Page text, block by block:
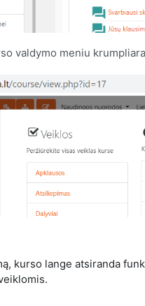
valdymo meniu
kurso lange atsiranda